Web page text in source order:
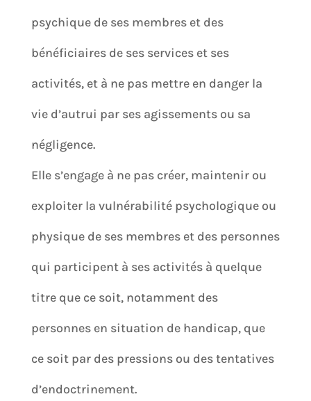
psychique de ses membres et des
bénéficiaires de ses services et ses
activités, et à ne pas mettre en danger la
vie d’autrui par ses agissements ou sa
négligence.
Elle s’engage à ne pas créer, maintenir ou
exploiter la vulnérabilité psychologique ou
physique de ses membres et des personnes
qui participent à ses activités à quelque
titre que ce soit, notamment des
personnes en situation de handicap, que
ce soit par des pressions ou des tentatives
d’endoctrinement.